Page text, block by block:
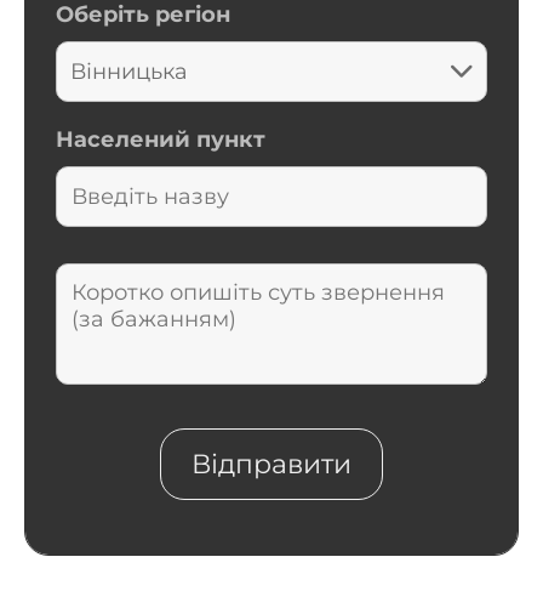
Оберіть регіон
Населений пункт